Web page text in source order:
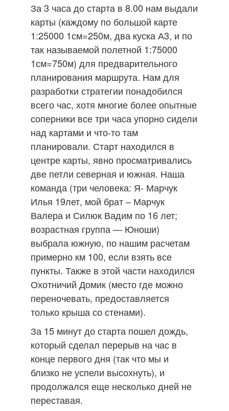
За 3 часа до старта в 8.00 нам выдали
карты (каждому по большой карте
1:25000 1см=250м, два куска А3, и по
так называемой полетной 1:75000
1см=750м) для предварительного
планирования маршрута. Нам для
разработки стратегии понадобился
всего час, хотя многие более опытные
соперники все три часа упорно сидели
над картами и что-то там
планировали. Старт находился в
центре карты, явно просматривались
две петли северная и южная. Наша
команда (три человека: Я- Марчук
Илья 19лет, мой брат – Марчук
Валера и Силюк Вадим по 16 лет;
возрастная группа — Юноши)
выбрала южную, по нашим расчетам
примерно км 100, если взять все
пункты. Также в этой части находился
Охотничий Домик (место где можно
переночевать, предоставляется
только крыша со стенами).
За 15 минут до старта пошел дождь,
который сделал перерыв на час в
конце первого дня (так что мы и
близко не успели высохнуть), и
продолжался еще несколько дней не
переставая.